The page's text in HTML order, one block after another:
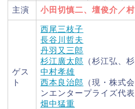
主演 小田切慎二、壇俊介／
ゲス
ト
西尾三枝子
長谷川哲夫
丹羽又三郎
杉江廣太郎
（杉江弘、
中村孝雄
西本良治郎
（現・株式
ンエンタープライズ代
畑中猛重